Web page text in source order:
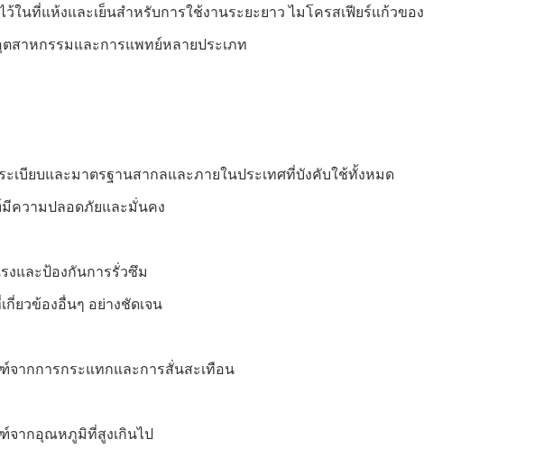
ในที่แห้งและเย็นสำหรับการใช้งานระยะยาว ไมโครสเฟียร์แก้วของ
สาหกรรมและการแพทย์หลายประเภท
เบียบและมาตรฐานสากลและภายในประเทศที่บังคับใช้ทั้งหมด
ความปลอดภัยและมั่นคง
งและป้องกันการรั่วซึม
วข้องอื่นๆ อย่างชัดเจน
ากการกระแทกและการสั่นสะเทือน
จากอุณหภูมิที่สูงเกินไป